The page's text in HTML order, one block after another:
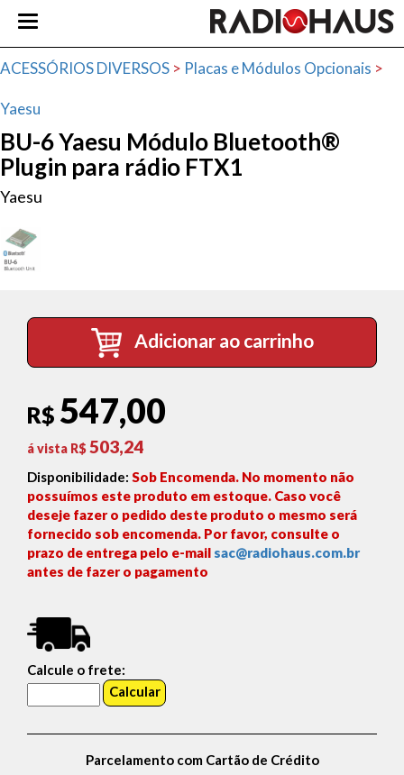
ACESSÓRIOS DIVERSOS > Placas e Módulos Opcionais >
Yaesu
BU-6 Yaesu Módulo Bluetooth®
Plugin para rádio FTX1
Yaesu
Adicionar ao carrinho
R$ 547,00
á vista R$503,24
Disponibilidade: Sob Encomenda. No momento não
possuímos este produto em estoque. Caso você
deseje fazer o pedido deste produto o mesmo será
fornecido sob encomenda. Por favor, consulte o
prazo de entrega pelo e-mail sac@radiohaus.com.br
antes de fazer o pagamento
Calcule o frete:
Parcelamento com Cartão de Crédito